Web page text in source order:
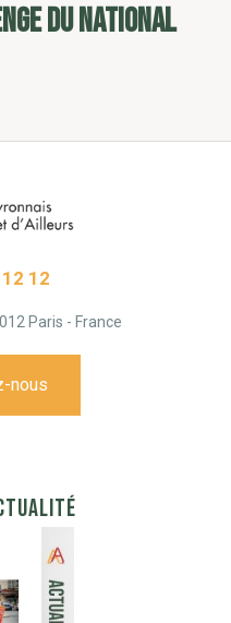
du National
12
Paris - France
nous